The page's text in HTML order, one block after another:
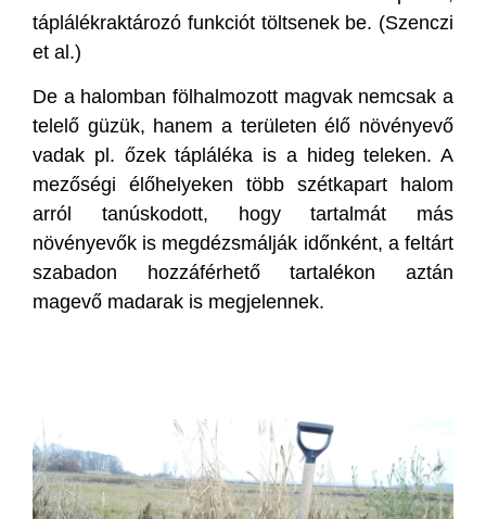
táplálékraktározó funkciót töltsenek be. (Szenczi
et al.)
De a halomban fölhalmozott magvak nemcsak a
telelő güzük, hanem a területen élő növényevő
vadak pl. őzek tápláléka is a hideg teleken. A
mezőségi élőhelyeken több szétkapart halom
arról tanúskodott, hogy tartalmát más
növényevők is megdézsmálják időnként, a feltárt
szabadon hozzáférhető tartalékon aztán
magevő madarak is megjelennek.